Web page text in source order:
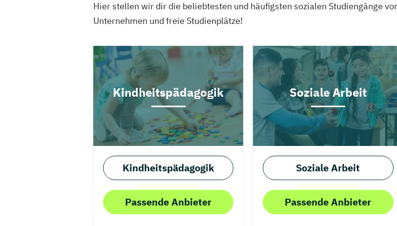
Hier stellen wir dir die beliebtesten und häufigsten sozialen Studiengänge
Unternehmen und freie Studienplätze!
Kindheitspädagogik
Kindheitspädagogik
Passende Anbieter
Soziale Arbeit
Soziale Arbeit
Passende Anbieter